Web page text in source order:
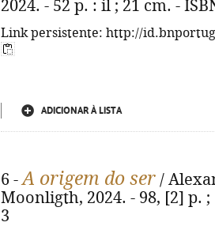
2024. - 52 p. : il ; 21 cm. -
Link persistente: http://
ADICIONAR À LISTA
6 -A origem do ser /
Moonligth, 2024. - 98, [2] p. ;
3